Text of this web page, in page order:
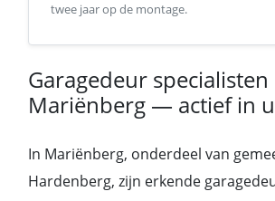
twee jaar op de montage.
Garagedeur specialisten
Mariënberg — actief in
In Mariënberg, onderdeel van
Hardenberg, zijn erkende